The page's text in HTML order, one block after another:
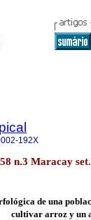
192X
n.3 Maracay
de una
cultivar arroz y un